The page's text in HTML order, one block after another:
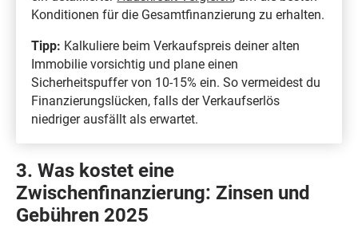
Konditionen für die Gesamtfinanzierung zu erhalten.
Tipp: Kalkuliere beim Verkaufspreis deiner alten
Immobilie vorsichtig und plane einen
Sicherheitspuffer von 10-15% ein. So vermeidest du
Finanzierungslücken, falls der Verkaufserlös
niedriger ausfällt als erwartet.
3. Was kostet eine
Zwischenfinanzierung: Zinsen und
Gebühren 2025